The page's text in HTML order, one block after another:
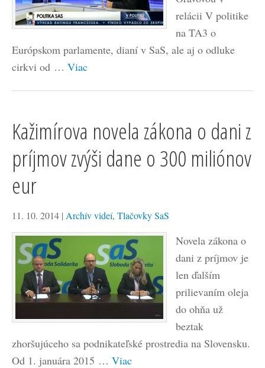
relácii V politike
na TA3 o
Európskom parlamente, dianí v SaS, ale aj o odluke
cirkvi od … Viac
Kažimírova novela zákona o dani z
príjmov zvýši dane o 300 miliónov
eur
11. 10. 2014 | Archív videí, Tlačovky SaS
Novela zákona o
dani z príjmov je
len ďalším
prilievaním oleja
do ohňa už
beztak
zhoršujúceho sa podnikateľské prostredia na Slovensku.
Od 1. januára 2015 … Viac